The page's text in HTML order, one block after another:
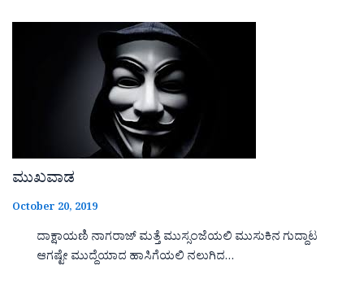
ಮುಖವಾಡ
October 20, 2019
ದಾಕ್ಷಾಯಣಿ ನಾಗರಾಜ್ ಮತ್ತೆ ಮುಸ್ಸಂಜೆಯಲಿ ಮುಸುಕಿನ ಗುದ್ದಾಟ
ಆಗಷ್ಟೇ ಮುದ್ದೆಯಾದ ಹಾಸಿಗೆಯಲಿ ನಲುಗಿದ…